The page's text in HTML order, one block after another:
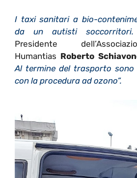
I taxi sanitari a bio-
da un autisti
Presidente
Humantias Roberto
Al termine del trasporto sono
con la procedura ad ozono”.